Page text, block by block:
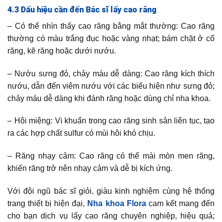
4.3 Dấu hiệu cần đến Bác sĩ lấy cao răng
– Có thể nhìn thấy cao răng bằng mắt thường: Cao răng
thường có màu trắng đục hoặc vàng nhạt; bám chặt ở cổ
răng, kẽ răng hoặc dưới nướu.
– Nướu sưng đỏ, chảy máu dễ dàng: Cao răng kích thích
nướu, dẫn đến viêm nướu với các biểu hiện như sưng đỏ;
chảy máu dễ dàng khi đánh răng hoặc dùng chỉ nha khoa.
– Hôi miệng: Vi khuẩn trong cao răng sinh sản liên tục, tạo
ra các hợp chất sulfur có mùi hôi khó chịu.
– Răng nhạy cảm: Cao răng có thể mài mòn men răng,
khiến răng trở nên nhạy cảm và dễ bị kích ứng.
Với đội ngũ bác sĩ giỏi, giàu kinh nghiệm cùng hệ thống
trang thiết bị hiện đại, Nha khoa Flora cam kết mang đến
cho bạn dịch vụ lấy cao răng chuyên nghiệp, hiệu quả;